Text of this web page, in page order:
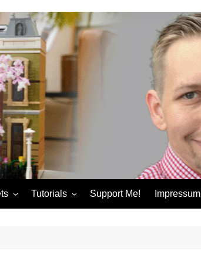
Tutorials Support Me! Impressum